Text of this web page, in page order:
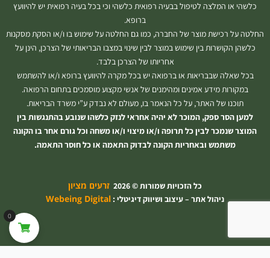
כלשהי או המלצה לטיפול בבעיה רפואית כלשהי וכי בכל בעיה רפואית יש להיוועץ
ברופא.
החלטה על רכישת מוצר של החברה, כמו גם החלטה על שימוש בו ו/או הסקת מסקנות
כלשהן הקושרות בין שימוש במוצר לבין שינוי במצבו הבריאותי של הצרכן, הינן על
אחריותו של הצרכן בלבד.
בכל שאלה שבבריאות או ברפואה יש בכל מקרה להיוועץ ברופא ו/או להשתמש
במקורות מידע אמינים ומהימנים של אנשי מקצוע מוסמכים בתחום הרפואה.
תוכנו של האתר, על כל הנאמר בו, מעולם לא נבדק ע”י משרד הבריאות.
למען הסר ספק, המוכר לא יהיה אחראי לנזק כלשהו שנובע בהתנגשות בין
המוצר שנמכר לבין כל תרופה ו/או מיצוי ו/או משחה וכל גורם אחר בו הקונה
משתמש ובאחריות הקונה לבדוק התאמה או כל חוסר התאמה.
כל הזכויות שמורות © 2026 זרעים מציון
ניהול אתר – עיצוב ושיווק דיגיטלי : Webeing Digital
0